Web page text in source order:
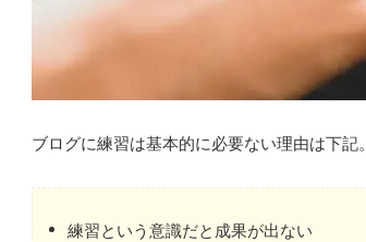
ブログに練習は基本的に必要ない理由は下記。
練習という意識だと成果が出ない